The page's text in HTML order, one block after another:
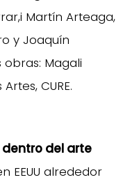
Martín Arteaga,
y Joaquín
Magali
CURE.
del arte
EEUU alrededor